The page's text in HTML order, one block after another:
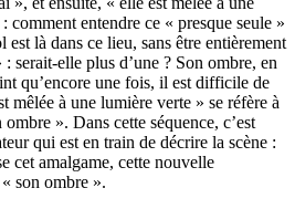
entendre ce « presque seule »
là dans ce lieu, sans être entièrement
serait-elle plus d’une ? Son ombre, en
qu’encore une fois, il est difficile de
mêlée à une lumière verte » se réfère à
». Dans cette séquence, c’est
qui est en train de décrire la scène :
cet amalgame, cette nouvelle
son ombre ».